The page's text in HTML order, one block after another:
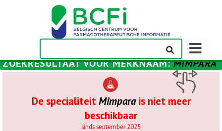
ZOEKRESULTAAT VOORMERKNAAM:MIMPARA
De specialiteitMimparais niet meer
beschikbaar
sinds september 2025